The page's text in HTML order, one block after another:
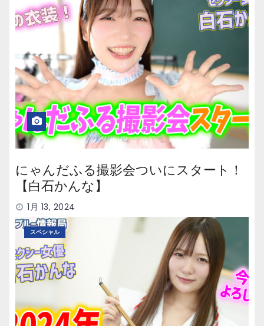
にゃんだふる撮影会ついにスタート！
【白石かんな】
1月 13, 2024
スペシャル